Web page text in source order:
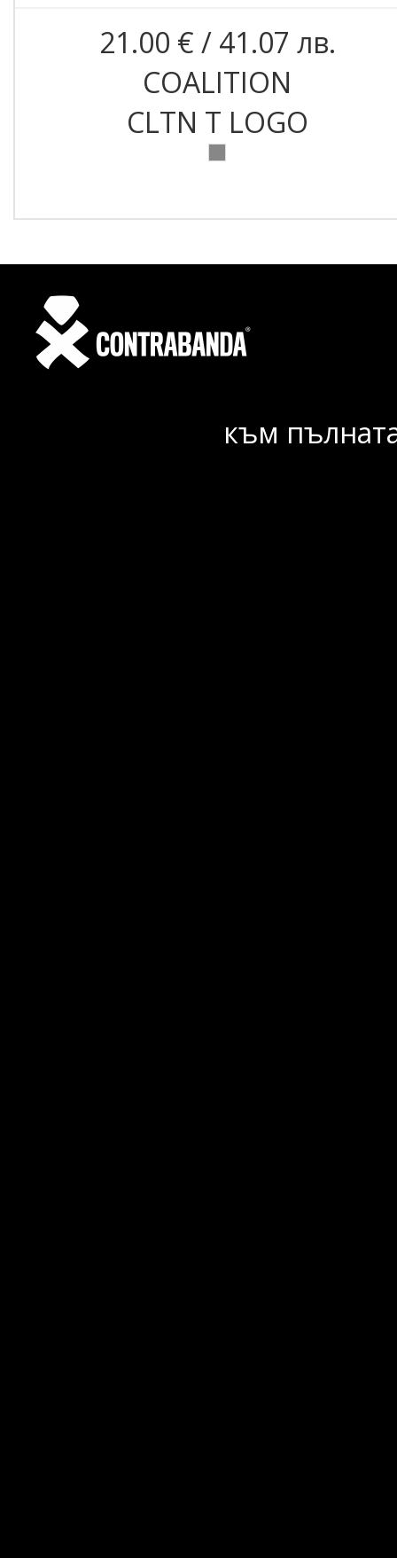
21.00 € / 41.07 лв.
COALITION
CLTN T LOGO
към